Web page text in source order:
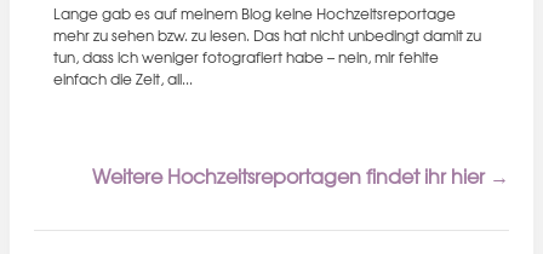
Lange gab es auf meinem Blog keine Hochzeitsreportage
mehr zu sehen bzw. zu lesen. Das hat nicht unbedingt damit zu
tun, dass ich weniger fotografiert habe – nein, mir fehlte
einfach die Zeit, all...
Weitere Hochzeitsreportagen findet ihr hier →